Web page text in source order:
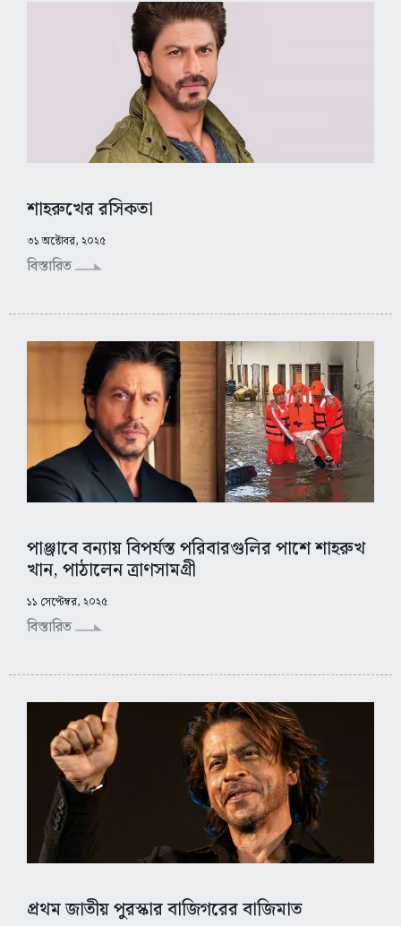
শাহরুখের রসিকতা
৩১ অক্টোবর, ২০২৫
বিস্তারিত
পাঞ্জাবে বন্যায় বিপর্যস্ত পরিবারগুলির পাশে শাহরুখ
খান, পাঠালেন ত্রাণসামগ্রী
১১ সেপ্টেম্বর, ২০২৫
বিস্তারিত
প্রথম জাতীয় পুরস্কার বাজিগরের বাজিমাত